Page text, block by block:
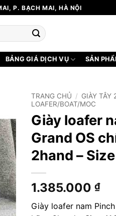
P. BẠCH MAI, HÀ NỘI
BẢNG GIÁ DỊCH VỤ SẢN
TRANG CHỦ / GIÀY TÂY
LOAFER/BOAT/MOC
Giày loafer
Grand OS
2hand –
1.385.000 ₫
Giày loafer nam